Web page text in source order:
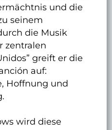
und die
seinem
die Musik
zentralen
greift er die
auf:
Hoffnung und
wird diese